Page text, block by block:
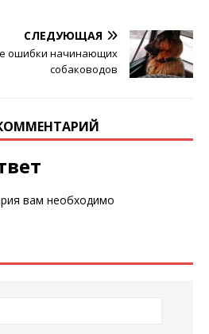
СЛЕДУЮЩАЯ
ошибки начинающих
собаководов
вам необходимо